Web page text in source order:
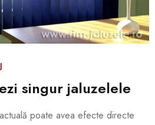
singur jaluzelele
poate avea efecte directe